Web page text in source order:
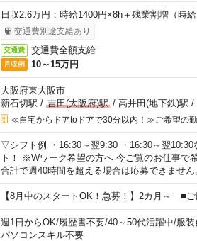
日収2.6万円：時給1400円×8h＋残業割増（時
交通費別途支給あり
交通費 交通費全額支給
月収例 10～15万円
大阪府東大阪市
新石切駅 / 吉田(大阪府)駅/ 高井田(地下鉄)駅 /
≪自宅からドアtoドアで30分以内！≫ご希望の勤
▽シフト例 ・16:30～翌9:30 ・16:30～翌
ト！ ※Wワーク希望の方へ 今ご覧のお仕事で
合計で週40時間を超える場合は応募できません
【8月中のスタートOK！急募！】2カ月～ ■
週1日からOK/履歴書不要/40～50代活躍中/服装
パソコンスキル不要